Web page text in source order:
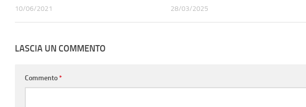
10/06/2021 28/03/2025
LASCIA UN COMMENTO
Commento*